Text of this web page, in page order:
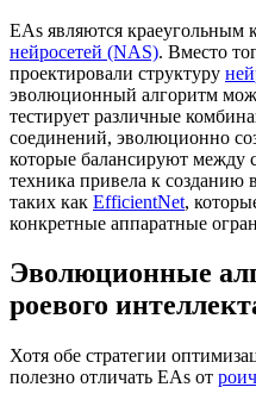
EAs являются краеугольным
нейросетей (NAS). Вместо
проектировали структуру
эволюционный алгоритм
тестирует различные
соединений, эволюционно
которые балансируют между
техника привела к созданию
таких как EfficientNet,
конкретные аппаратные
Эволюционные
роевого
Хотя обе стратегии
полезно отличать EAs от